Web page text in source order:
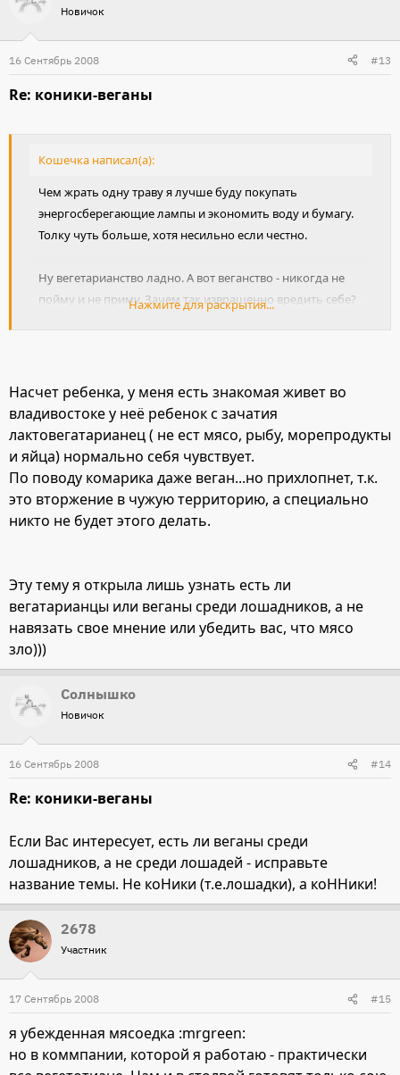
Новичок
16 Сентябрь 2008 #13
Re: коники-веганы
Кошечка написал(а):
Чем жрать одну траву я лучше буду покупать
энергосберегающие лампы и экономить воду и бумагу.
Толку чуть больше, хотя несильно если честно.
Ну вегетарианство ладно. А вот веганство - никогда не
пойму и не приму. Зачем так извращенно вредить себе?
его как, прихлопнем или пусть маленький, они ведь
тоже кушать хотят бедненькие?
Про ребенка - просто ппц! Как ребенок сможет выжить и
вырасти так вообще?
Нажмите для раскрытия...
Насчет ребенка, у меня есть знакомая живет во
владивостоке у неё ребенок с зачатия
лактовегатарианец ( не ест мясо, рыбу, морепродукты
и яйца) нормально себя чувствует.
По поводу комарика даже веган...но прихлопнет, т.к.
это вторжение в чужую территорию, а специально
никто не будет этого делать.
Эту тему я открыла лишь узнать есть ли
вегатарианцы или веганы среди лошадников, а не
навязать свое мнение или убедить вас, что мясо
зло)))
Солнышко
Новичок
16 Сентябрь 2008 #14
Re: коники-веганы
Если Вас интересует, есть ли веганы среди
лошадников, а не среди лошадей - исправьте
название темы. Не коНики (т.е.лошадки), а коННики!
2678
Участник
17 Сентябрь 2008 #15
я убежденная мясоедка :mrgreen:
но в коммпании, которой я работаю - практически